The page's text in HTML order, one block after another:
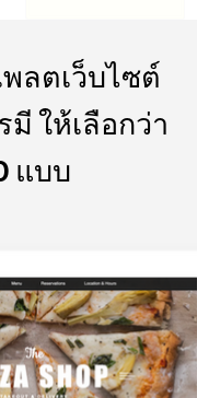
พลตเว็บไซต์
ให้เลือกว่า
แบบ